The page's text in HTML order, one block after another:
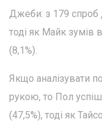
Джеби: з 179 спроб
тоді як Майк зумів
(8,1%).
Якщо аналізувати
рукою, то Пол
(47,5%), тоді як